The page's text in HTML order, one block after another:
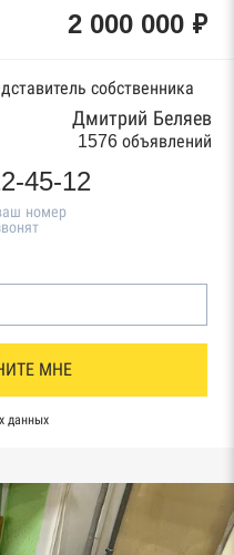
2 000 000 ₽
собственника
Дмитрий Беляев
1576 объявлений
45-12
номер
МНЕ
данных